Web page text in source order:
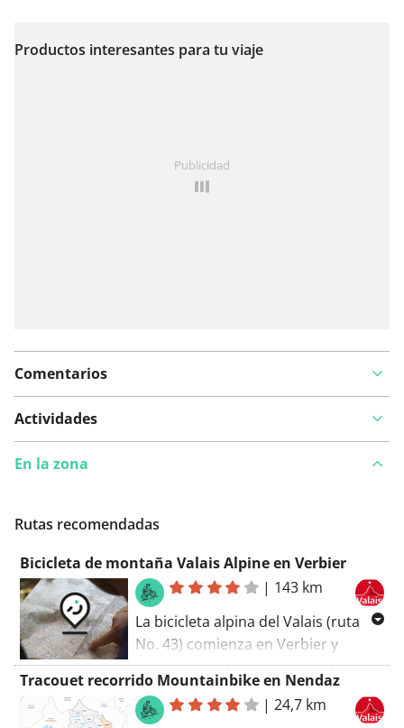
Ver en el mapa
Productos interesantes para tu viaje
Publicidad
Comentarios
Actividades
En la zona
Rutas recomendadas
Bicicleta de montaña Valais Alpine en Verbier
| 143 km
La bicicleta alpina del Valais (ruta
No. 43) comienza en Verbier y
termina en Sierre. La ruta se
caracteriza por típicos pueblos
montañeses del Valais, situados en
Tracouet recorrido Mountainbike en Nendaz
|24,7 km